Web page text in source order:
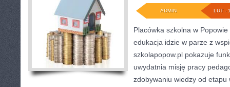
LUT -
ADMIN
Placówka szkolna w
edukacja idzie w parze z
szkolapopow.pl pokazuje
uwydatnia misję pracy
zdobywaniu wiedzy od